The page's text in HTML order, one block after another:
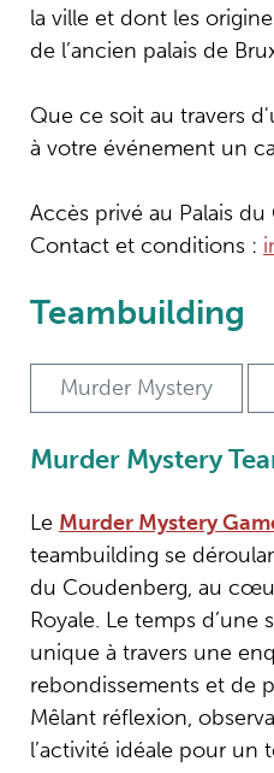
la ville et dont les
de l’ancien palais de
Que ce soit au travers
à votre événement un
Accès privé au Palais
Contact et conditions :
Teambuilding
Murder Mystery
Murder Mystery
Le Murder Mystery
teambuilding se
du Coudenberg, au
Royale. Le temps
unique à travers une
rebondissements et de
Mêlant réflexion,
l’activité idéale pour un